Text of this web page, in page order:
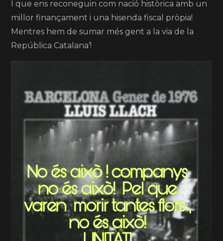
I que ens reconeguin com nació històrica amb un
millor finançament i una hisenda fiscal pròpia!
Mentres hem de sumar més gent a la via de la
República Catalana’!